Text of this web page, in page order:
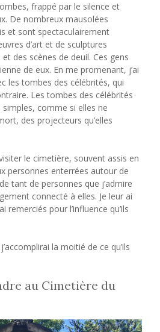
frappé par le silence et
De nombreux mausolées
et sont spectaculairement
d’art et de sculptures
des scènes de deuil. Ces gens
de eux. En me promenant, j’ai
les tombes des célébrités, qui
Les tombes des célébrités
comme si elles ne
des projecteurs qu’elles
le cimetière, souvent assis en
personnes enterrées autour de
tant de personnes que j’admire
connecté à elles. Je leur ai
remerciés pour l’influence qu’ils
la moitié de ce qu’ils
au Cimetière du